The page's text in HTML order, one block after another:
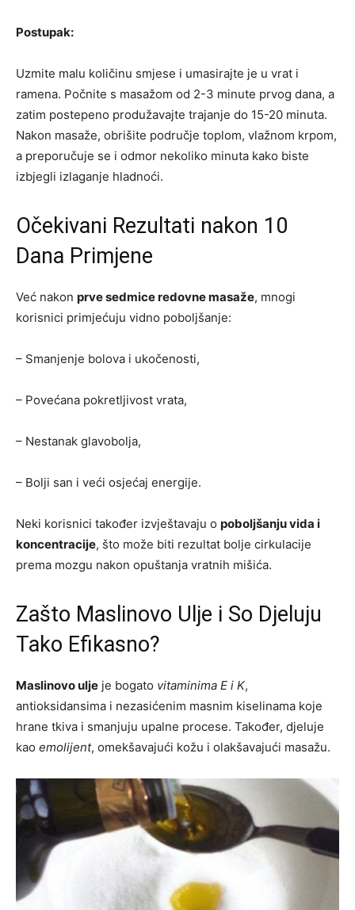
Postupak:
Uzmite malu količinu smjese i umasirajte je u vrat i
ramena. Počnite s masažom od 2-3 minute prvog dana, a
zatim postepeno produžavajte trajanje do 15-20 minuta.
Nakon masaže, obrišite područje toplom, vlažnom krpom,
a preporučuje se i odmor nekoliko minuta kako biste
izbjegli izlaganje hladnoći.
Očekivani Rezultati nakon 10
Dana Primjene
Već nakon prve sedmice redovne masaže, mnogi
korisnici primjećuju vidno poboljšanje:
– Smanjenje bolova i ukočenosti,
– Povećana pokretljivost vrata,
– Nestanak glavobolja,
– Bolji san i veći osjećaj energije.
Neki korisnici također izvještavaju o poboljšanju vida i
koncentracije, što može biti rezultat bolje cirkulacije
prema mozgu nakon opuštanja vratnih mišića.
Zašto Maslinovo Ulje i So Djeluju
Tako Efikasno?
Maslinovo ulje je bogato vitaminima E i K,
antioksidansima i nezasićenim masnim kiselinama koje
hrane tkiva i smanjuju upalne procese. Također, djeluje
kao emolijent, omekšavajući kožu i olakšavajući masažu.